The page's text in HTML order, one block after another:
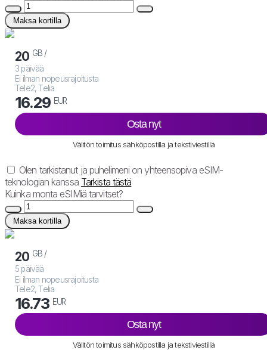
Maksa kortilla
20 GB /
3 päivää
Ei ilman nopeusrajoitusta
Tele2, Telia
16.29 EUR
Osta nyt
Välitön toimitus sähköpostilla ja tekstiviestillä
Olen tarkistanut ja puhelimeni on yhteensopiva eSIM-
teknologian kanssa Tarkista tästä
Kuinka monta eSIMiä tarvitset?
Maksa kortilla
20 GB /
5 päivää
Ei ilman nopeusrajoitusta
Tele2, Telia
16.73 EUR
Osta nyt
Välitön toimitus sähköpostilla ja tekstiviestillä